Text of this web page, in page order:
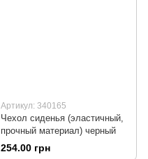
Артикул: 340165
Чехол сиденья (эластичный,
прочный материал) черный
254.00 грн